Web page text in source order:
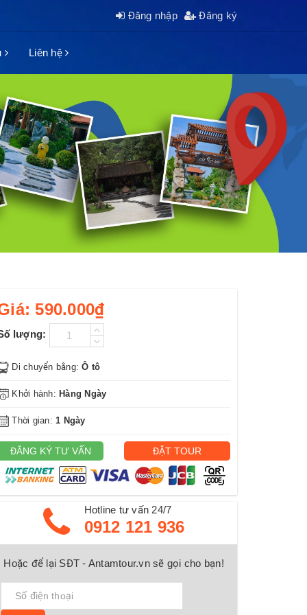
Đăng nhập Đăng ký
Liên hệ
590.000₫
lượng:
Di chuyển bằng:Ô tô
Khởi hành: Hàng Ngày
Thời gian: 1 Ngày
ĐĂNG KÝ TƯ VẤN ĐẶT TOUR
Hotline tư vấn 24/7
0912 121 936
Hoặc để lại SĐT - Antamtour.vn sẽ gọi cho bạn!